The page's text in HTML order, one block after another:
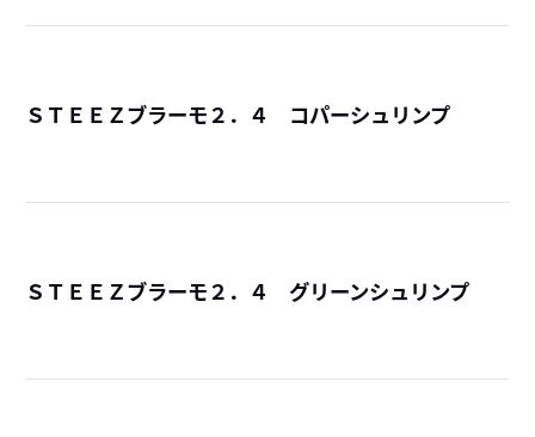
ＳＴＥＥＺブラーモ２．４ コパーシュリンプ
ＳＴＥＥＺブラーモ２．４ グリーンシュリンプ